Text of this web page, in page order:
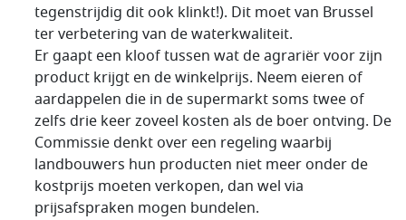
tegenstrijdig dit ook klinkt!). Dit moet van Brussel
ter verbetering van de waterkwaliteit.
Er gaapt een kloof tussen wat de agrariër voor zijn
product krijgt en de winkelprijs. Neem eieren of
aardappelen die in de supermarkt soms twee of
zelfs drie keer zoveel kosten als de boer ontving. De
Commissie denkt over een regeling waarbij
landbouwers hun producten niet meer onder de
kostprijs moeten verkopen, dan wel via
prijsafspraken mogen bundelen.